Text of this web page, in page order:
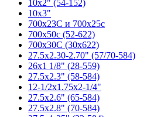
10x2" (54-152)
10x3"
700x23C и 700x25c
700x50c (52-622)
700x30C (30x622)
27.5x2.30-2.70" (57/70-584)
26x1 1/8" (28-559)
27.5x2.3" (58-584)
12-1/2x1.75x2-1/4"
27.5x2.6" (65-584)
27.5x2.8" (70-584)